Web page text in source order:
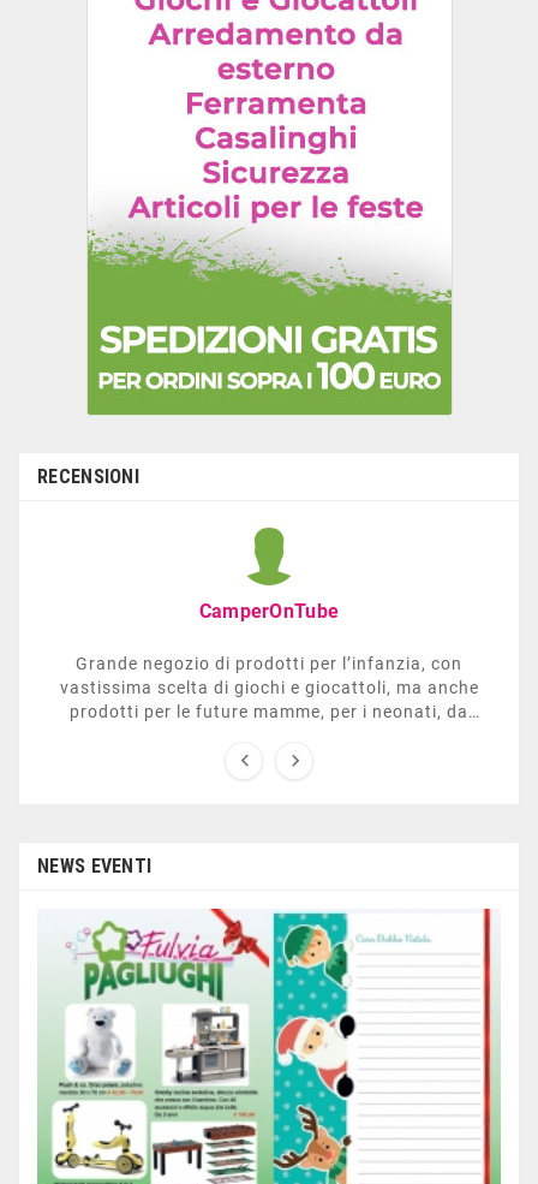
RECENSIONI
CamperOnTube
Grande negozio di prodotti per l’infanzia, con
vastissima scelta di giochi e giocattoli, ma anche
prodotti per le future mamme, per i neonati, da
sezione dedicata all’arredo giardino, giochi all’aperto,
 
NEWS EVENTI